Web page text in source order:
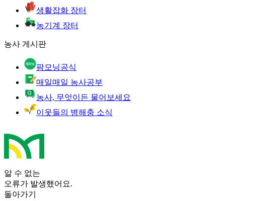
생활잡화 장터
농기계 장터
농사 게시판
팜모닝공식
매일매일 농사공부
농사, 무엇이든 물어보세요
이웃들의 병해충 소식
알 수 없는
오류가 발생했어요.
돌아가기